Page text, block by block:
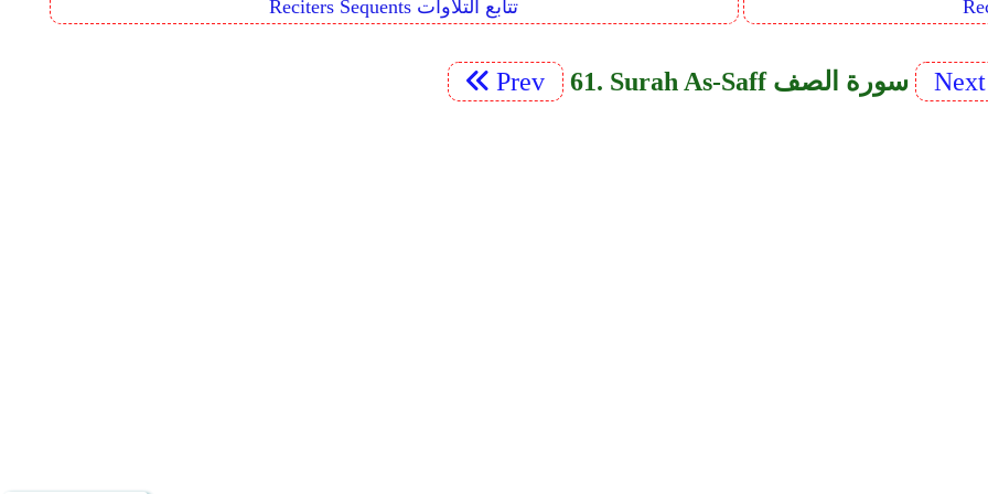
Reciters Sequents تتابع التلاوات
Prev 61. Surah As-Saff سورة الصف Next